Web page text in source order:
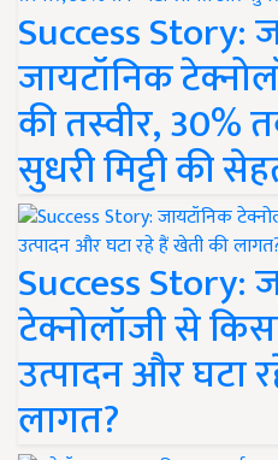
Success Story:
जायटॉनिक
की तस्वीर, 30%
सुधरी मिट्टी की
Success Story:
टेक्नोलॉजी से
उत्पादन और घटा
लागत?